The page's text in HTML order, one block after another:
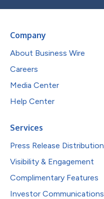
Company
About Business Wire
Careers
Media Center
Help Center
Services
Press Release Distribution
Visibility & Engagement
Complimentary Features
Investor Communications